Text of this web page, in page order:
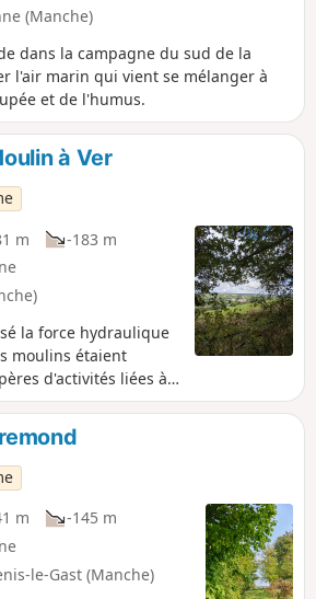
(Manche)
dans la campagne du sud de la
l'air marin qui vient se mélanger à
et de l'humus.
à Ver
m
-183 m
la force hydraulique
moulins étaient
d'activités liées à
rivières. À Ver, sur le
côtier réputé pour
(saumon
et anguille), le
a été effacé en 2010
m
-145 m
le-Gast (Manche)